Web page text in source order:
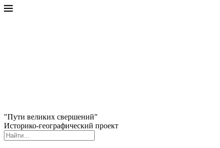
"Пути великих свершений"
Историко-географический проект